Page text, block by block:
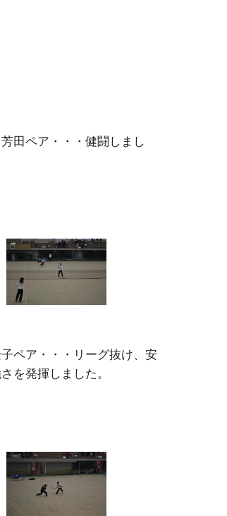
田ペア・・・健闘しまし
ペア・・・リーグ抜け、安
を発揮しました。